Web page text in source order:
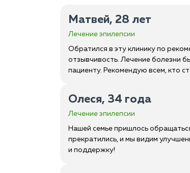
Матвей, 28 лет
Лечение эпилепсии
Обратился в эту клинику по
отзывчивость. Лечение болезни
пациенту. Рекомендую всем, кто
Олеся, 34 года
Лечение эпилепсии
Нашей семье пришлось
прекратились, и мы видим
и поддержку!